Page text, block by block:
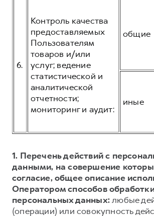
6.
Контроль качества
предоставляемых
Пользователям
товаров и/или
услуг; ведение
статистической и
аналитической
отчетности;
мониторинг и аудит:
общие
иные
1. Перечень действий с
данными, на совершение
согласие, общее описание
Оператором способов
персональных данных:любые
(операции) или совокупность